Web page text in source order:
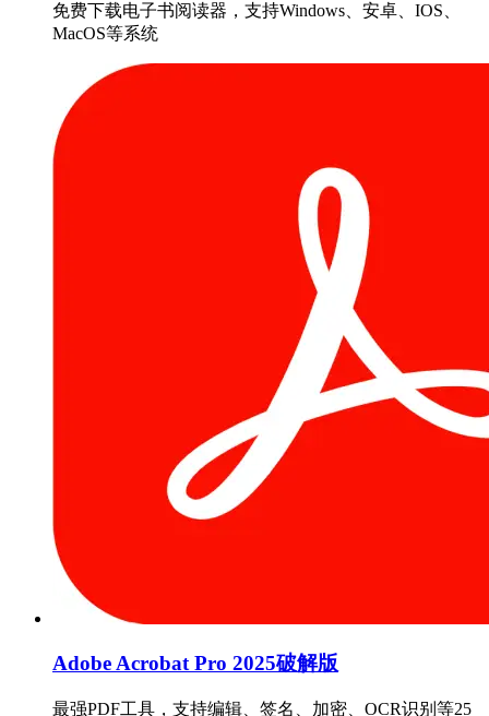
免费下载电子书阅读器，支持Windows、安卓、IOS、
MacOS等系统
Adobe Acrobat Pro 2025破解版
最强PDF工具，支持编辑、签名、加密、OCR识别等25